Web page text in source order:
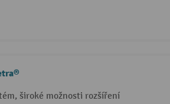
široké možnosti rozšíření